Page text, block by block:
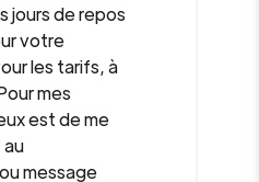
jours de repos
votre
les tarifs, à
mes
est de me
au
message